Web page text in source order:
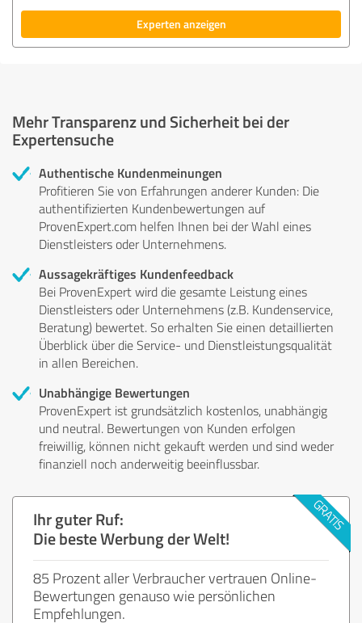
Experten anzeigen
Mehr Transparenz und Sicherheit bei der
Expertensuche
Authentische Kundenmeinungen
Profitieren Sie von Erfahrungen anderer Kunden: Die
authentifizierten Kundenbewertungen auf
ProvenExpert.com helfen Ihnen bei der Wahl eines
Dienstleisters oder Unternehmens.
Aussagekräftiges Kundenfeedback
Bei ProvenExpert wird die gesamte Leistung eines
Dienstleisters oder Unternehmens (z.B. Kundenservice,
Beratung) bewertet. So erhalten Sie einen detaillierten
Überblick über die Service- und Dienstleistungsqualität
in allen Bereichen.
Unabhängige Bewertungen
ProvenExpert ist grundsätzlich kostenlos, unabhängig
und neutral. Bewertungen von Kunden erfolgen
freiwillig, können nicht gekauft werden und sind weder
finanziell noch anderweitig beeinflussbar.
Ihr guter Ruf:
Die beste Werbung der Welt!
85 Prozent aller Verbraucher vertrauen Online-
Bewertungen genauso wie persönlichen
Empfehlungen.